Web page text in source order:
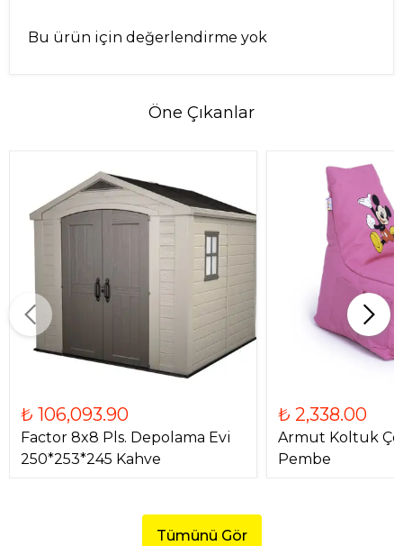
Bu ürün için değerlendirme yok
Öne Çıkanlar
₺ 106,093.90
Factor 8x8 Pls. Depolama Evi
250*253*245 Kahve
₺ 2,338.00
Armut Koltuk
Pembe
Tümünü Gör